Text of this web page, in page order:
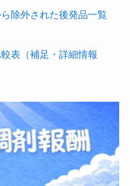
除外された後発品一覧
表（補足・詳細情報